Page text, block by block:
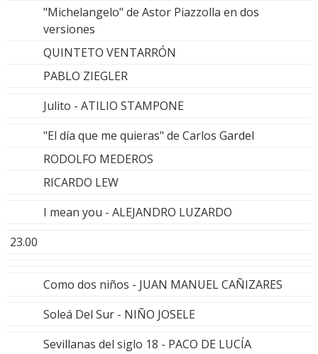
"Michelangelo" de Astor Piazzolla en dos
versiones
QUINTETO VENTARRÓN
PABLO ZIEGLER
Julito - ATILIO STAMPONE
"El día que me quieras" de Carlos Gardel
RODOLFO MEDEROS
RICARDO LEW
I mean you - ALEJANDRO LUZARDO
23.00
Como dos niños - JUAN MANUEL CAÑIZARES
Soleá Del Sur - NIÑO JOSELE
Sevillanas del siglo 18 - PACO DE LUCÍA